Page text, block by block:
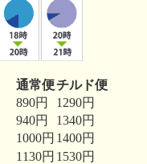
通常便チルド便
890円
1290円
940円
1340円
1000円 1400円
1130円 1530円